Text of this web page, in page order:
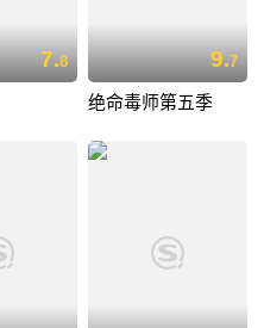
7.8 9.7
绝命毒师第五季